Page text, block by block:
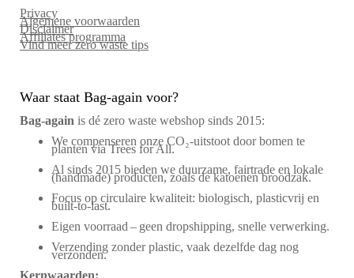
Privacy
Algemene voorwaarden
Disclaimer
Affiliates programma
Vind meer zero waste tips
Waar staat Bag-again voor?
Bag‑again is dé zero waste webshop sinds 2015:
We compenseren onze CO₂-uitstoot door bomen te
planten via Trees for All.
Al sinds 2015 bieden we duurzame, fairtrade en lokale
(handmade) producten, zoals de katoenen broodzak.
Focus op circulaire kwaliteit: biologisch, plasticvrij en
built-to-last.
Eigen voorraad – geen dropshipping, snelle verwerking.
Verzending zonder plastic, vaak dezelfde dag nog
verzonden.
Kernwaarden: